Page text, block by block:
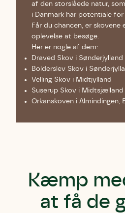
af den storslåede natur,
i Danmark har potentiale for
Får du chancen, er skovene
oplevelse at besøge.
Her er nogle af dem:
Draved Skov i Sønderjylland
Bolderslev Skov i
Velling Skov i Midtjylland
Suserup Skov i Midtsjælland
Orkanskoven i Almindingen,
Kæmp
at få de